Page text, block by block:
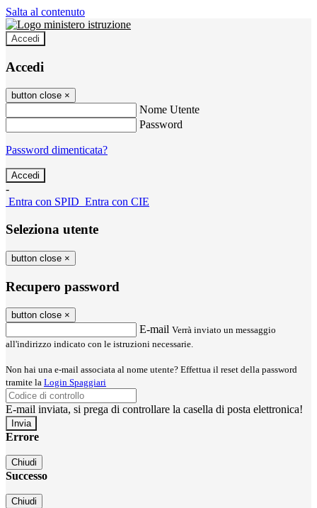
Salta al contenuto
Accedi
Accedi
button close ×
Nome Utente
Password
Password dimenticata?
-
Entra con SPID Entra con CIE
Seleziona utente
button close ×
Recupero password
button close ×
E-mail Verrà inviato un messaggio
all'indirizzo indicato con le istruzioni necessarie.
Non hai una e-mail associata al nome utente? Effettua il reset della password
tramite la Login Spaggiari
E-mail inviata, si prega di controllare la casella di posta elettronica!
Errore
Chiudi
Successo
Chiudi